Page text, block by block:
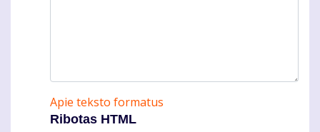
Apie teksto formatus
Ribotas HTML